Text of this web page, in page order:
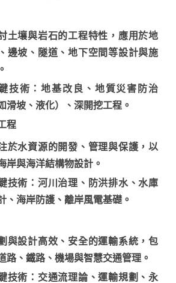
土壤與岩石的工程特性，應用於地
邊坡、隧道、地下空間等設計與施
技術：地基改良、地質災害防治
滑坡、液化）、深開挖工程。
程
於水資源的開發、管理與保護，以
岸與海洋結構物設計。
技術：河川治理、防洪排水、水庫
、海岸防護、離岸風電基礎。
與設計高效、安全的運輸系統，包
路、鐵路、機場與智慧交通管理。
技術：交通流理論、運輸規劃、永